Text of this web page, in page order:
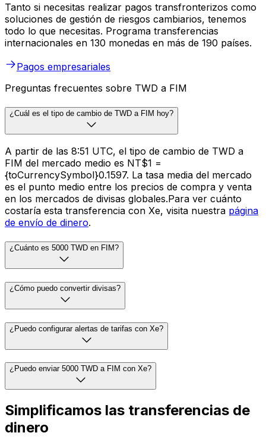
Tanto si necesitas realizar pagos transfronterizos como
soluciones de gestión de riesgos cambiarios, tenemos
todo lo que necesitas. Programa transferencias
internacionales en 130 monedas en más de 190 países.
Pagos empresariales
Preguntas frecuentes sobre TWD a FIM
¿Cuál es el tipo de cambio de TWD a FIM hoy?
A partir de las 8:51 UTC, el tipo de cambio de TWD a
FIM del mercado medio es NT$1 =
{toCurrencySymbol}0.1597. La tasa media del mercado
es el punto medio entre los precios de compra y venta
en los mercados de divisas globales.Para ver cuánto
costaría esta transferencia con Xe, visita nuestra página
de envío de dinero.
¿Cuánto es 5000 TWD en FIM?
¿Cómo puedo convertir divisas?
¿Puedo configurar alertas de tarifas con Xe?
¿Puedo enviar 5000 TWD a FIM con Xe?
Simplificamos las transferencias de
dinero